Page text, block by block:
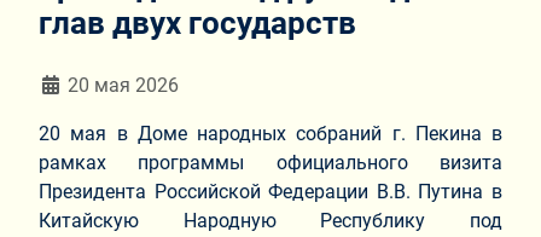
глав двух государств
Информация о материале
20 мая 2026
20 мая в Доме народных собраний г. Пекина в
рамках программы официального визита
Президента Российской Федерации В.В. Путина в
Китайскую Народную Республику под